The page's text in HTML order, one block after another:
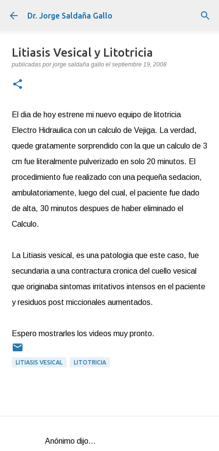
Ir al contenido principal
Dr. Jorge Saldaña Gallo
Litiasis Vesical y Litotricia
publicadas porjorge saldaña gallo el septiembre 19, 2008
El dia de hoy estrene mi nuevo equipo de litotricia
Electro Hidraulica con un calculo de Vejiga. La verdad,
quede gratamente sorprendido con la que un calculo de 3
cm fue literalmente pulverizado en solo 20 minutos. El
procedimiento fue realizado con una pequeña sedacion,
ambulatoriamente, luego del cual, el paciente fue dado
de alta, 30 minutos despues de haber eliminado el
Calculo.
La Litiasis vesical, es una patologia que este caso, fue
secundaria a una contractura cronica del cuello vesical
que originaba sintomas irritativos intensos en el paciente
y residuos post miccionales aumentados.
Espero mostrarles los videos muy pronto.
LITIASIS VESICAL LITOTRICIA
Anónimo dijo…